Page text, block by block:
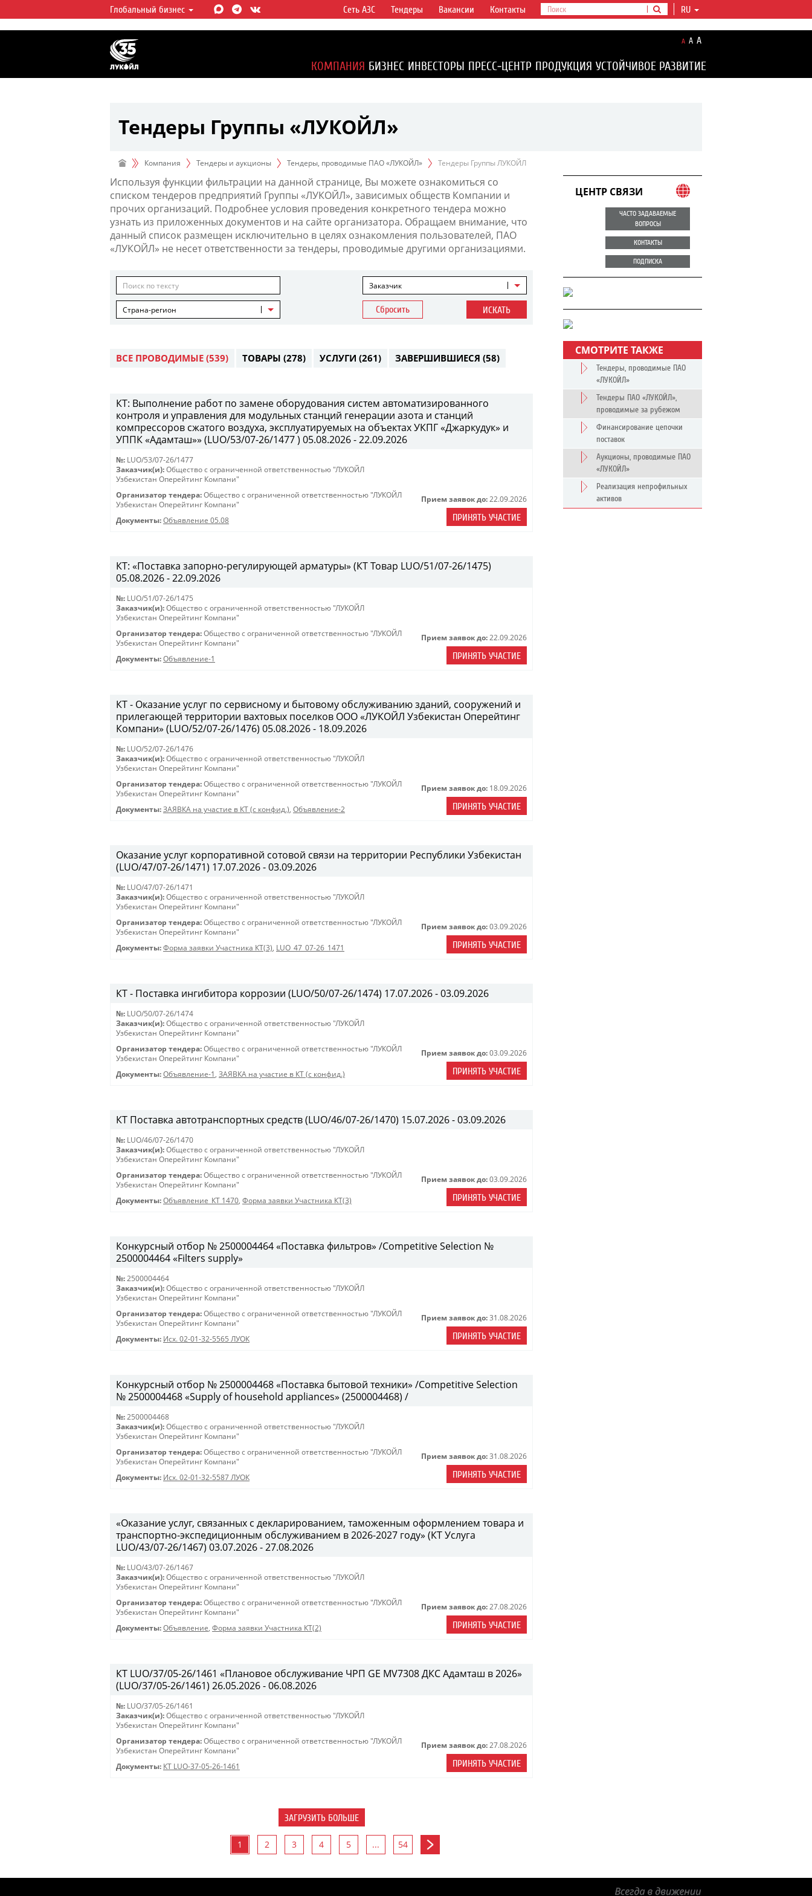
ЛУКОЙЛ СЕГОДНЯ
ЛУКОЙЛ — одна из крупнейших вертикально
интегрированных нефтегазовых компаний в
мире, на долю которой приходится более 2%
мировой добычи нефти и около 1% доказанных
Глобальный бизнес RU
Сеть АЗС Тендеры Вакансии Контакты
A A A
КОМПАНИЯ БИЗНЕС ИНВЕСТОРЫ ПРЕСС-ЦЕНТР ПРОДУКЦИЯ УСТОЙЧИВОЕ РАЗВИТИЕ
Тендеры Группы «ЛУКОЙЛ»
Компания Тендеры и аукционы Тендеры, проводимые ПАО «ЛУКОЙЛ» Тендеры Группы ЛУКОЙЛ
Используя функции фильтрации на данной странице, Вы можете ознакомиться со
списком тендеров предприятий Группы «ЛУКОЙЛ», зависимых обществ Компании и
прочих организаций. Подробнее условия проведения конкретного тендера можно
узнать из приложенных документов и на сайте организатора. Обращаем внимание, что
данный список размещен исключительно в целях ознакомления пользователей, ПАО
«ЛУКОЙЛ» не несет ответственности за тендеры, проводимые другими организациями.
Заказчик
Страна-регион Сбросить ИСКАТЬ
ВСЕ ПРОВОДИМЫЕ (539) ТОВАРЫ (278) УСЛУГИ (261) ЗАВЕРШИВШИЕСЯ (58)
КТ: Выполнение работ по замене оборудования систем автоматизированного
контроля и управления для модульных станций генерации азота и станций
компрессоров сжатого воздуха, эксплуатируемых на объектах УКПГ «Джаркудук» и
УППК «Адамташ»» (LUO/53/07-26/1477 ) 05.08.2026 - 22.09.2026
№: LUO/53/07-26/1477
Заказчик(и): Общество с ограниченной ответственностью "ЛУКОЙЛ
Узбекистан Оперейтинг Компани"
Организатор тендера: Общество с ограниченной ответственностью "ЛУКОЙЛ
Узбекистан Оперейтинг Компани"
Документы: Объявление 05.08
Прием заявок до: 22.09.2026
ПРИНЯТЬ УЧАСТИЕ
КТ: «Поставка запорно-регулирующей арматуры» (КТ Товар LUO/51/07-26/1475)
05.08.2026 - 22.09.2026
№: LUO/51/07-26/1475
Заказчик(и): Общество с ограниченной ответственностью "ЛУКОЙЛ
Узбекистан Оперейтинг Компани"
Организатор тендера: Общество с ограниченной ответственностью "ЛУКОЙЛ
Узбекистан Оперейтинг Компани"
Документы: Объявление-1
Прием заявок до: 22.09.2026
ПРИНЯТЬ УЧАСТИЕ
КТ - Оказание услуг по сервисному и бытовому обслуживанию зданий, сооружений и
прилегающей территории вахтовых поселков ООО «ЛУКОЙЛ Узбекистан Оперейтинг
Компани» (LUO/52/07-26/1476) 05.08.2026 - 18.09.2026
№: LUO/52/07-26/1476
Заказчик(и): Общество с ограниченной ответственностью "ЛУКОЙЛ
Узбекистан Оперейтинг Компани"
Организатор тендера: Общество с ограниченной ответственностью "ЛУКОЙЛ
Узбекистан Оперейтинг Компани"
Документы: ЗАЯВКА на участие в КТ (с конфид.), Объявление-2
Прием заявок до: 18.09.2026
ПРИНЯТЬ УЧАСТИЕ
Оказание услуг корпоративной сотовой связи на территории Республики Узбекистан
(LUO/47/07-26/1471) 17.07.2026 - 03.09.2026
№: LUO/47/07-26/1471
Заказчик(и): Общество с ограниченной ответственностью "ЛУКОЙЛ
Узбекистан Оперейтинг Компани"
Организатор тендера: Общество с ограниченной ответственностью "ЛУКОЙЛ
Узбекистан Оперейтинг Компани"
Документы: Форма заявки Участника КТ(3), LUO_47_07-26_1471
Прием заявок до: 03.09.2026
ПРИНЯТЬ УЧАСТИЕ
КТ - Поставка ингибитора коррозии (LUO/50/07-26/1474) 17.07.2026 - 03.09.2026
№: LUO/50/07-26/1474
Заказчик(и): Общество с ограниченной ответственностью "ЛУКОЙЛ
Узбекистан Оперейтинг Компани"
Организатор тендера: Общество с ограниченной ответственностью "ЛУКОЙЛ
Узбекистан Оперейтинг Компани"
Документы: Объявление-1 , ЗАЯВКА на участие в КТ (с конфид.)
Прием заявок до: 03.09.2026
ПРИНЯТЬ УЧАСТИЕ
КТ Поставка автотранспортных средств (LUO/46/07-26/1470) 15.07.2026 - 03.09.2026
№: LUO/46/07-26/1470
Заказчик(и): Общество с ограниченной ответственностью "ЛУКОЙЛ
Узбекистан Оперейтинг Компани"
Организатор тендера: Общество с ограниченной ответственностью "ЛУКОЙЛ
Узбекистан Оперейтинг Компани"
Документы: Объявление_КТ 1470, Форма заявки Участника КТ(3)
Прием заявок до: 03.09.2026
ПРИНЯТЬ УЧАСТИЕ
Конкурсный отбор № 2500004464 «Поставка фильтров» /Competitive Selection №
2500004464 «Filters supply»
№: 2500004464
Заказчик(и): Общество с ограниченной ответственностью "ЛУКОЙЛ
Узбекистан Оперейтинг Компани"
Организатор тендера: Общество с ограниченной ответственностью "ЛУКОЙЛ
Узбекистан Оперейтинг Компани"
Документы: Исх. 02-01-32-5565 ЛУОК
Прием заявок до: 31.08.2026
ПРИНЯТЬ УЧАСТИЕ
Конкурсный отбор № 2500004468 «Поставка бытовой техники» /Competitive Selection
№ 2500004468 «Supply of household appliances» (2500004468) /
№: 2500004468
Заказчик(и): Общество с ограниченной ответственностью "ЛУКОЙЛ
Узбекистан Оперейтинг Компани"
Организатор тендера: Общество с ограниченной ответственностью "ЛУКОЙЛ
Узбекистан Оперейтинг Компани"
Документы: Исх. 02-01-32-5587 ЛУОК
Прием заявок до: 31.08.2026
ПРИНЯТЬ УЧАСТИЕ
«Оказание услуг, связанных с декларированием, таможенным оформлением товара и
транспортно-экспедиционным обслуживанием в 2026-2027 году» (КТ Услуга
LUO/43/07-26/1467) 03.07.2026 - 27.08.2026
№: LUO/43/07-26/1467
Заказчик(и): Общество с ограниченной ответственностью "ЛУКОЙЛ
Узбекистан Оперейтинг Компани"
Организатор тендера: Общество с ограниченной ответственностью "ЛУКОЙЛ
Узбекистан Оперейтинг Компани"
Документы: Объявление, Форма заявки Участника КТ(2)
Прием заявок до: 27.08.2026
ПРИНЯТЬ УЧАСТИЕ
КТ LUO/37/05-26/1461 «Плановое обслуживание ЧРП GE MV7308 ДКС Адамташ в 2026»
(LUO/37/05-26/1461) 26.05.2026 - 06.08.2026
№: LUO/37/05-26/1461
Заказчик(и): Общество с ограниченной ответственностью "ЛУКОЙЛ
Узбекистан Оперейтинг Компани"
Организатор тендера: Общество с ограниченной ответственностью "ЛУКОЙЛ
Узбекистан Оперейтинг Компани"
Документы: КТ LUO-37-05-26-1461
Прием заявок до: 27.08.2026
ПРИНЯТЬ УЧАСТИЕ
ЗАГРУЗИТЬ БОЛЬШЕ
1 2 3 4 5 ... 54
ЦЕНТР СВЯЗИ
ЧАСТО ЗАДАВАЕМЫЕ
ВОПРОСЫ
КОНТАКТЫ
ПОДПИСКА
СМОТРИТЕ ТАКЖЕ
Тендеры, проводимые ПАО
«ЛУКОЙЛ»
Тендеры ПАО «ЛУКОЙЛ»,
проводимые за рубежом
Финансирование цепочки
поставок
Аукционы, проводимые ПАО
«ЛУКОЙЛ»
Реализация непрофильных
активов